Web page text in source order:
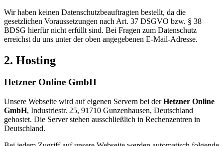
Wir haben keinen Datenschutzbeauftragten bestellt, da die
gesetzlichen Voraussetzungen nach Art. 37 DSGVO bzw. § 38
BDSG hierfür nicht erfüllt sind. Bei Fragen zum Datenschutz
erreichst du uns unter der oben angegebenen E-Mail-Adresse.
2. Hosting
Hetzner Online GmbH
Unsere Webseite wird auf eigenen Servern bei derHetzner Online
GmbH, Industriestr. 25, 91710 Gunzenhausen, Deutschland
gehostet. Die Server stehen ausschließlich in Rechenzentren in
Deutschland.